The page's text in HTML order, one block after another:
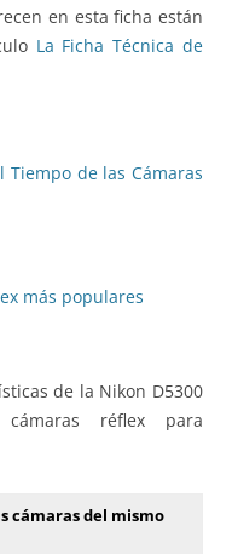
en esta ficha están
La Ficha Técnica de
Tiempo de las Cámaras
más populares
de la Nikon D5300
réflex para
cámaras del mismo